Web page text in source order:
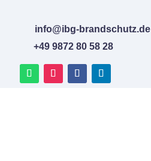
info@ibg-brandschutz.de
+49 9872 80 58 28